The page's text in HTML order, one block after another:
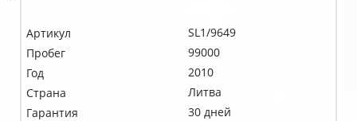
Артикул
SL1/9649
Пробег
99000
Год
2010
Страна
Литва
Гарантия
30 дней